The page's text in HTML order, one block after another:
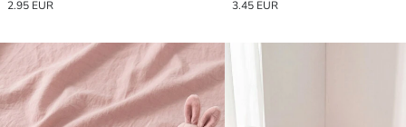
2.95 EUR 3.45 EUR